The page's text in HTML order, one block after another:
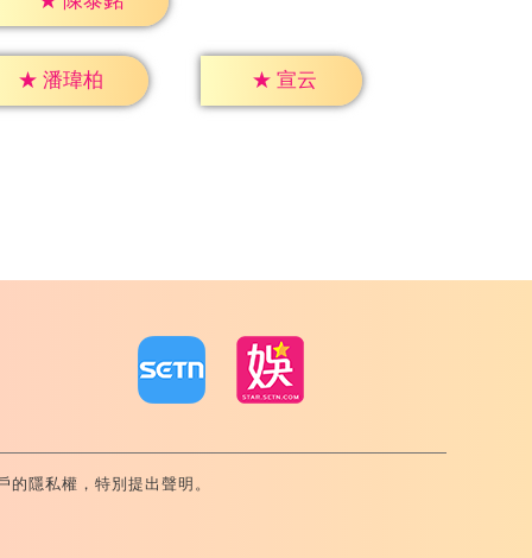
★ 潘瑋柏 ★ 宣云
宗路一段159號 02-8792-8888
隱私權，特別提出聲明。